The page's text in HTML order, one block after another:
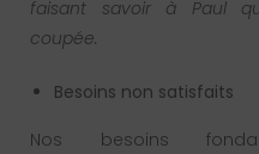
faisant savoir à Paul
coupée.
Besoins non satisfaits
Nos besoins